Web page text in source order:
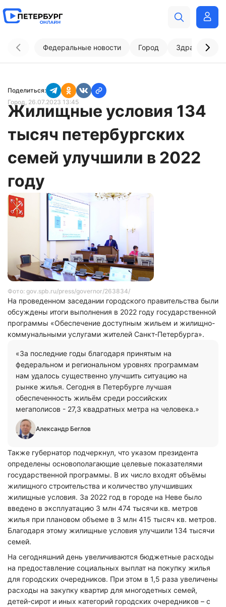
Федеральные новости Город
Поделиться:
Город, 26.07.2023 13:45
Жилищные условия 134
тысяч петербургских
семей улучшили в 2022
году
Фото: gov.spb.ru/press/governor/263834/
На проведенном заседании городского правительства были
обсуждены итоги выполнения в 2022 году государственной
программы «Обеспечение доступным жильем и жилищно-
коммунальными услугами жителей Санкт‑Петербурга».
«За последние годы благодаря принятым на
федеральном и региональном уровнях программам
нам удалось существенно улучшить ситуацию на
рынке жилья. Сегодня в Петербурге лучшая
обеспеченность жильём среди российских
мегаполисов - 27,3 квадратных метра на человека.»
Александр Беглов
Также губернатор подчеркнул, что указом президента
определены основополагающие целевые показателями
государственной программы. В их число входят объёмы
жилищного строительства и количество улучшивших
жилищные условия. За 2022 год в городе на Неве было
введено в эксплуатацию 3 млн 474 тысячи кв. метров
жилья при плановом объеме в 3 млн 415 тысяч кв. метров.
Благодаря этому жилищные условия улучшили 134 тысячи
семей.
На сегодняшний день увеличиваются бюджетные расходы
на предоставление социальных выплат на покупку жилья
для городских очередников. При этом в 1,5 раза увеличены
расходы на закупку квартир для многодетных семей,
детей-сирот и иных категорий городских очередников – с